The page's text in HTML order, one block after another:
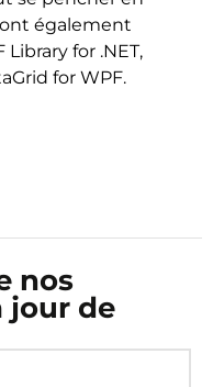
également
for .NET,
for WPF.
nos
jour de